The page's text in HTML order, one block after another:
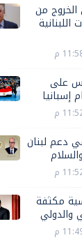
من
على
إسبانيا
دعم لبنان
مكثفة
والدولي